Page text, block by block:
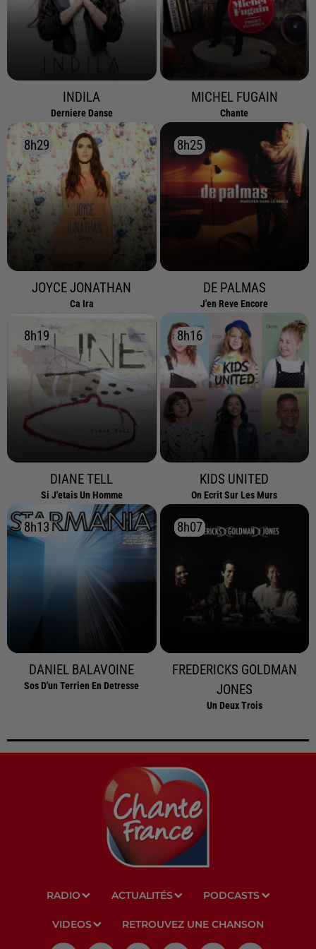
INDILA
Derniere Danse
MICHEL FUGAIN
Chante
8h29
8h29
JOYCE JONATHAN
Ca Ira
8h25
8h25
DE PALMAS
J'en Reve Encore
8h19
8h19
DIANE TELL
Si J'etais Un Homme
8h16
8h16
KIDS UNITED
On Ecrit Sur Les Murs
8h13
8h13
DANIEL BALAVOINE
Sos D'un Terrien En Detresse
8h07
8h07
FREDERICKS GOLDMAN
JONES
Un Deux Trois
RADIO ACTUALITÉS PODCASTS
VIDEOS RETROUVEZ UNE CHANSON